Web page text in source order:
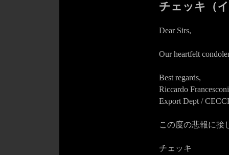
チェッキ（
Dear Sirs,
Our heartfelt
Best regards,
Riccardo Francesconi
Export Dept /
この度の悲報に接
チェッキ